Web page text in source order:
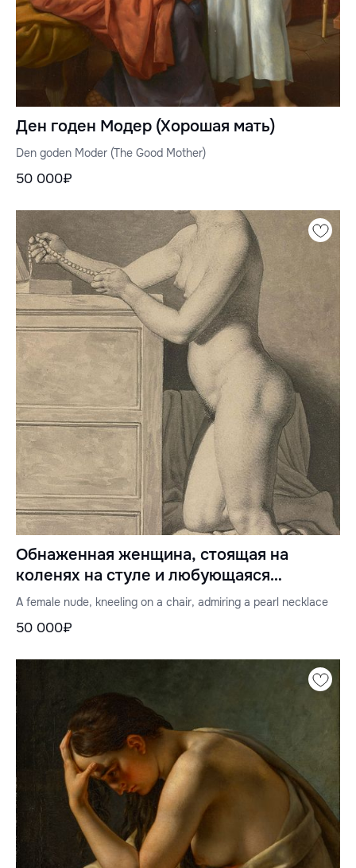
Ден годен Модер (Хорошая мать)
Den goden Moder (The Good Mother)
50 000₽
Обнаженная женщина, стоящая на
коленях на стуле и любующаяся
жемчужным ожерельем
A female nude, kneeling on a chair, admiring a pearl necklace
50 000₽